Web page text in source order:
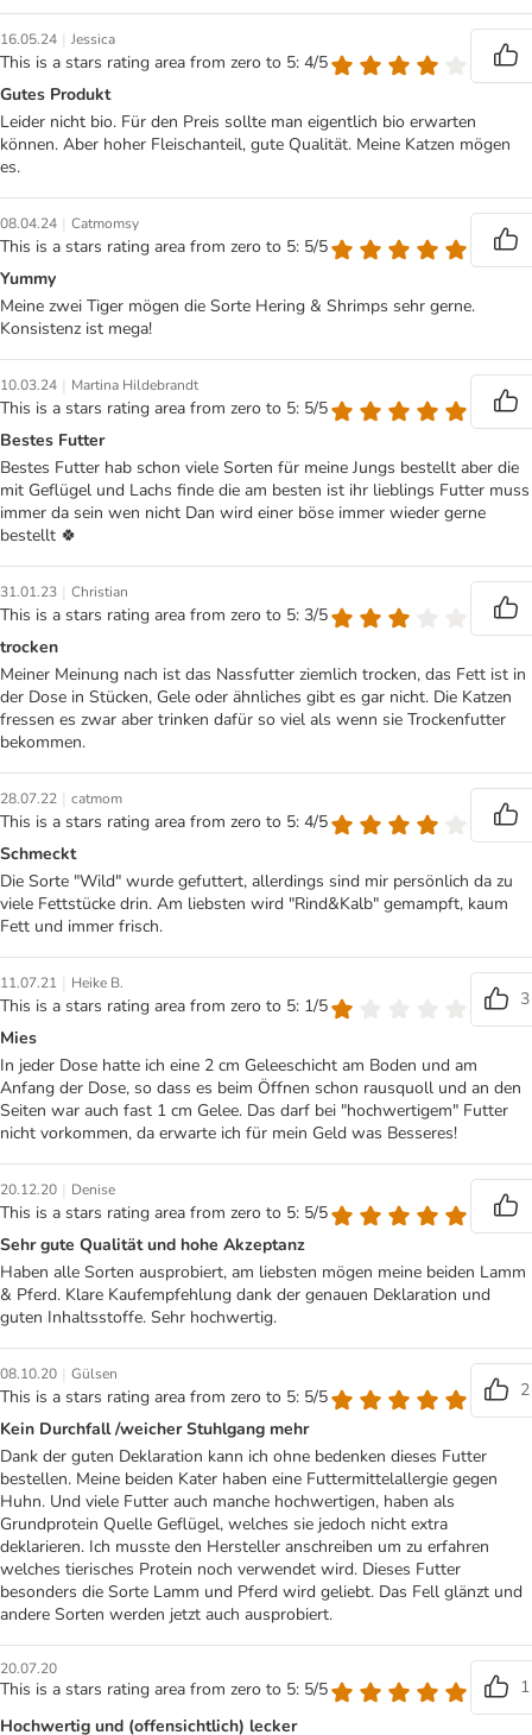
16.05.24 | Jessica
This is a stars rating area from zero to 5: 4/5
Gutes Produkt
Leider nicht bio. Für den Preis sollte man eigentlich bio erwarten
können. Aber hoher Fleischanteil, gute Qualität. Meine Katzen mögen
es.
08.04.24 | Catmomsy
This is a stars rating area from zero to 5: 5/5
Yummy
Meine zwei Tiger mögen die Sorte Hering & Shrimps sehr gerne.
Konsistenz ist mega!
10.03.24 | Martina Hildebrandt
This is a stars rating area from zero to 5: 5/5
Bestes Futter
Bestes Futter hab schon viele Sorten für meine Jungs bestellt aber die
mit Geflügel und Lachs finde die am besten ist ihr lieblings Futter muss
immer da sein wen nicht Dan wird einer böse immer wieder gerne
bestellt 🍀
31.01.23 | Christian
This is a stars rating area from zero to 5: 3/5
trocken
Meiner Meinung nach ist das Nassfutter ziemlich trocken, das Fett ist in
der Dose in Stücken, Gele oder ähnliches gibt es gar nicht. Die Katzen
fressen es zwar aber trinken dafür so viel als wenn sie Trockenfutter
bekommen.
28.07.22 | catmom
This is a stars rating area from zero to 5: 4/5
Schmeckt
Die Sorte "Wild" wurde gefuttert, allerdings sind mir persönlich da zu
viele Fettstücke drin. Am liebsten wird "Rind&Kalb" gemampft, kaum
Fett und immer frisch.
11.07.21 | Heike B.
This is a stars rating area from zero to 5: 1/5
3
Mies
In jeder Dose hatte ich eine 2 cm Geleeschicht am Boden und am
Anfang der Dose, so dass es beim Öffnen schon rausquoll und an den
Seiten war auch fast 1 cm Gelee. Das darf bei "hochwertigem" Futter
nicht vorkommen, da erwarte ich für mein Geld was Besseres!
20.12.20 | Denise
This is a stars rating area from zero to 5: 5/5
Sehr gute Qualität und hohe Akzeptanz
Haben alle Sorten ausprobiert, am liebsten mögen meine beiden Lamm
& Pferd. Klare Kaufempfehlung dank der genauen Deklaration und
guten Inhaltsstoffe. Sehr hochwertig.
08.10.20 | Gülsen
This is a stars rating area from zero to 5: 5/5
2
Kein Durchfall /weicher Stuhlgang mehr
Dank der guten Deklaration kann ich ohne bedenken dieses Futter
bestellen. Meine beiden Kater haben eine Futtermittelallergie gegen
Huhn. Und viele Futter auch manche hochwertigen, haben als
Grundprotein Quelle Geflügel, welches sie jedoch nicht extra
deklarieren. Ich musste den Hersteller anschreiben um zu erfahren
welches tierisches Protein noch verwendet wird. Dieses Futter
besonders die Sorte Lamm und Pferd wird geliebt. Das Fell glänzt und
andere Sorten werden jetzt auch ausprobiert.
20.07.20
This is a stars rating area from zero to 5: 5/5
1
Hochwertig und (offensichtlich) lecker